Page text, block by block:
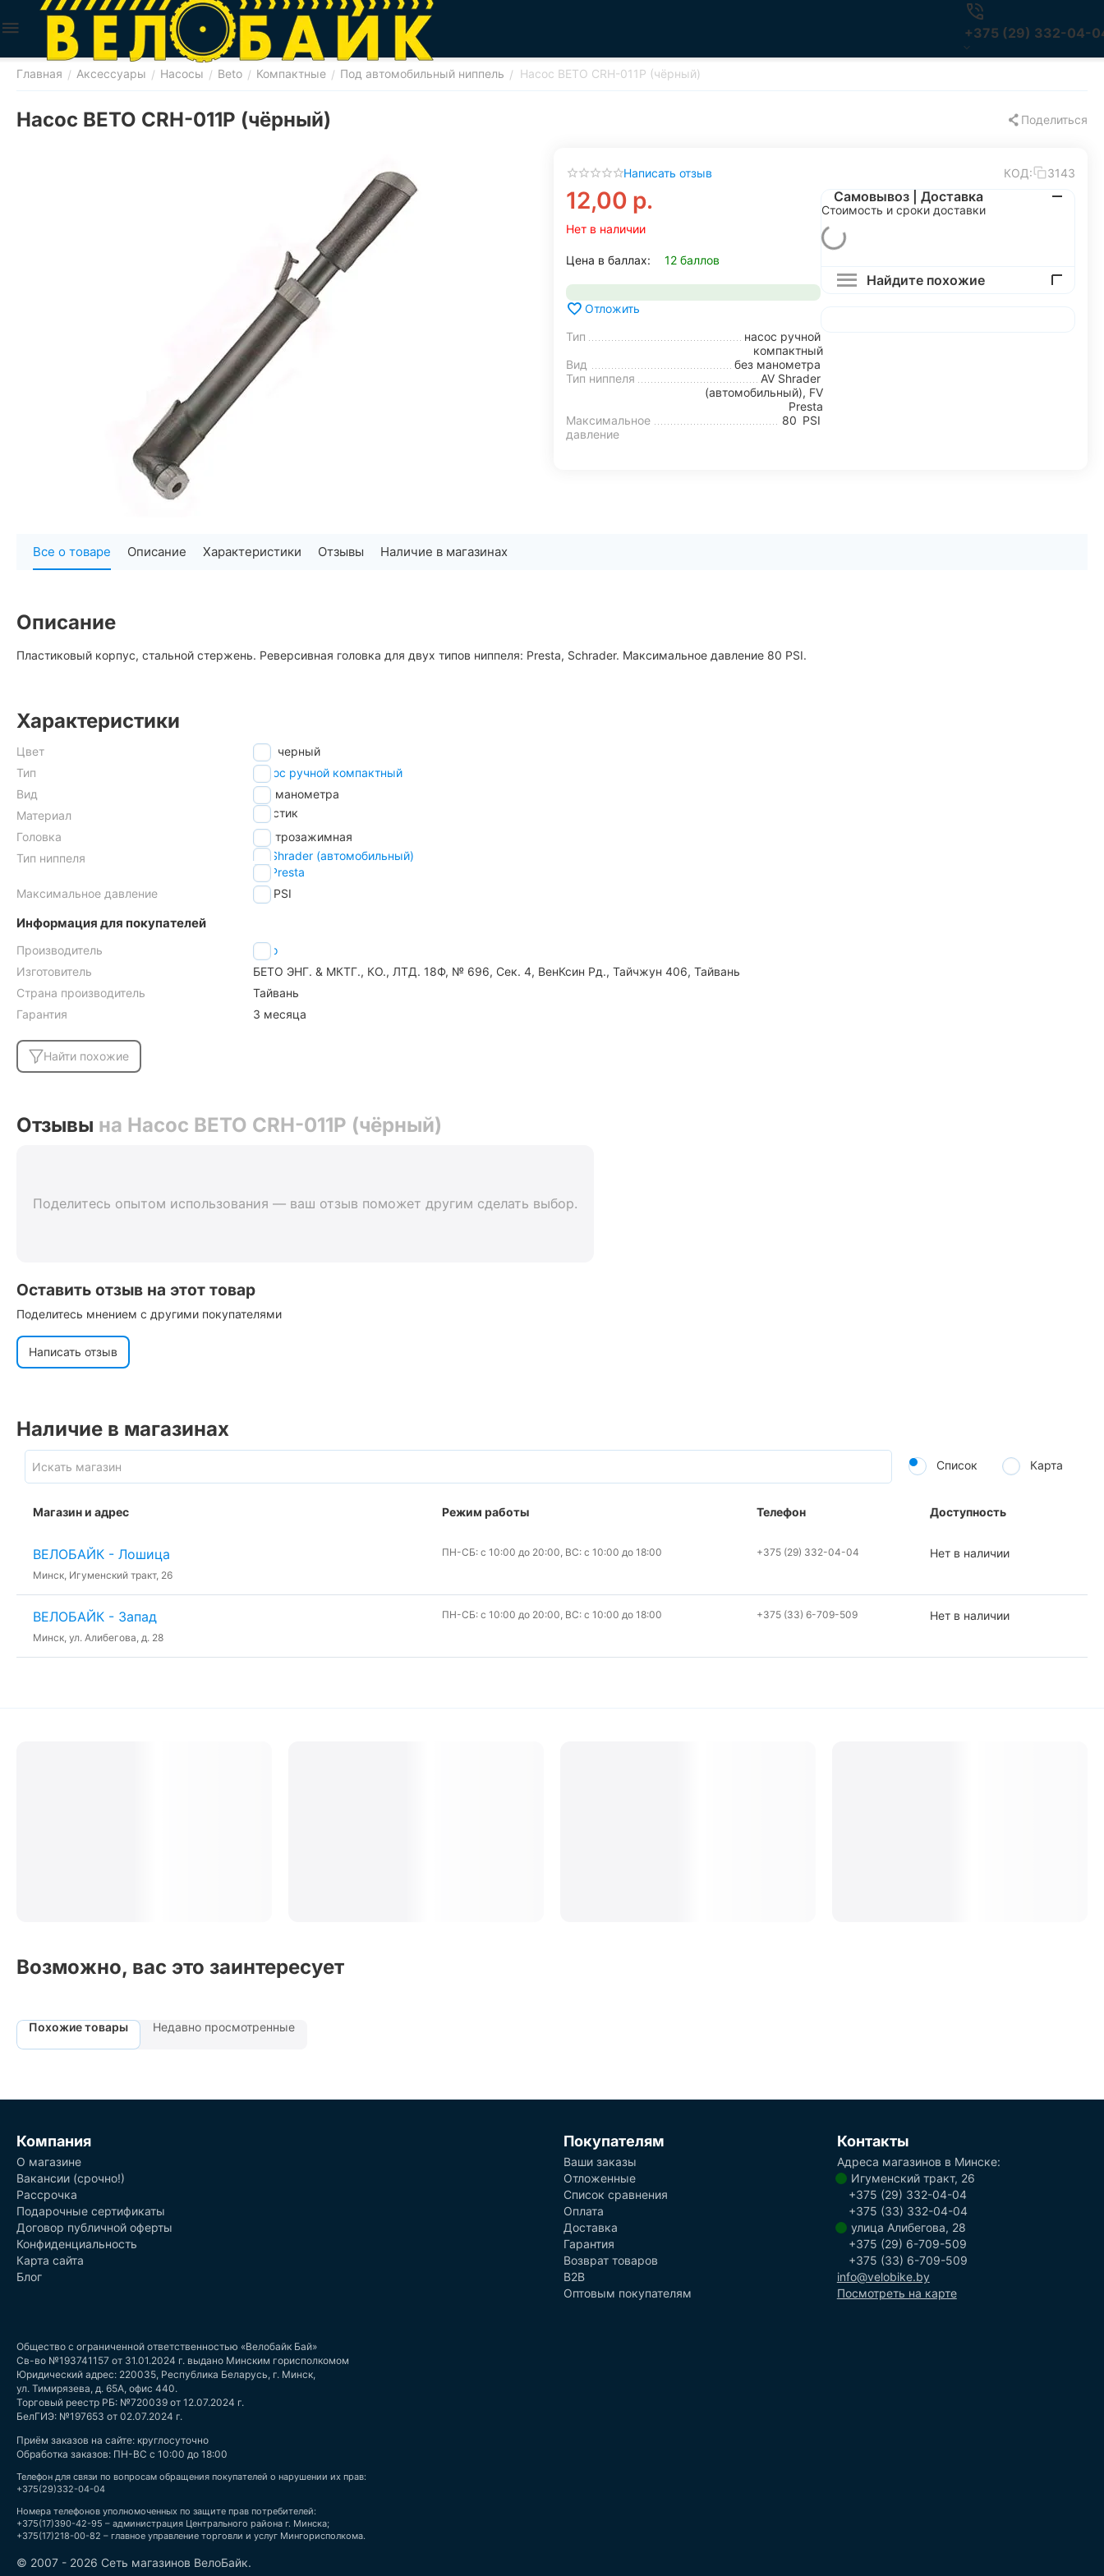
+375 (29) 332-04-
Главная / Аксессуары / Насосы / Beto / Компактные / Под автомобильный ниппель / Насос BETO CRH-011P (чёрный)
Насос BETO CRH-011P (чёрный) Поделиться
Написать отзыв КОД: 3143
12,00 р.
Нет в наличии
Цена в баллах: 12 баллов
Отложить
Тип
насос ручной
компактный
Вид
без манометра
Тип ниппеля
AV Shrader
(автомобильный), FV
Presta
Максимальное
давление
80 PSI
Самовывоз | Доставка
Стоимость и сроки доставки
Найдите похожие
Все о товаре Описание Характеристики Отзывы Наличие в магазинах
Описание
Пластиковый корпус, стальной стержень. Реверсивная головка для двух типов ниппеля: Presta, Schrader. Максимальное давление 80 PSI.
Характеристики
Цвет
черный
Тип
насос ручной компактный
Вид
без манометра
Материал
пластик
Головка
быстрозажимная
Тип ниппеля
AV Shrader (автомобильный)
FV Presta
Максимальное давление
80 PSI
Информация для покупателей
Производитель
Beto
Изготовитель
БЕТО ЭНГ. & МКТГ., КО., ЛТД. 18Ф, № 696, Сек. 4, ВенКсин Рд., Тайчжун 406, Тайвань
Страна производитель
Тайвань
Гарантия
3 месяца
Найти похожие
Отзывы на Насос BETO CRH-011P (чёрный)
Поделитесь опытом использования — ваш отзыв поможет другим сделать выбор.
Оставить отзыв на этот товар
Поделитесь мнением с другими покупателями
Написать отзыв
Наличие в магазинах
Список Карта
Магазин и адрес Режим работы Телефон Доступность
ВЕЛОБАЙК - Лошица
Минск, Игуменский тракт, 26
ПН-СБ: с 10:00 до 20:00, ВС: с 10:00 до 18:00 +375 (29) 332-04-04 Нет в наличии
ВЕЛОБАЙК - Запад
Минск, ул. Алибегова, д. 28
ПН-СБ: с 10:00 до 20:00, ВС: с 10:00 до 18:00 +375 (33) 6-709-509 Нет в наличии
Возможно, вас это заинтересует
Похожие товары Недавно просмотренные
Компания
О магазине
Вакансии (срочно!)
Рассрочка
Подарочные сертификаты
Договор публичной оферты
Конфиденциальность
Карта сайта
Блог
Покупателям
Ваши заказы
Отложенные
Список сравнения
Оплата
Доставка
Гарантия
Возврат товаров
B2B
Оптовым покупателям
Контакты
Адреса магазинов в Минске:
Игуменский тракт, 26
+375 (29) 332-04-04
+375 (33) 332-04-04
улица Алибегова, 28
+375 (29) 6-709-509
+375 (33) 6-709-509
info@velobike.by
Посмотреть на карте
Общество с ограниченной ответственностью «Велобайк Бай»
Св-во №193741157 от 31.01.2024 г. выдано Минским горисполкомом
Юридический адрес: 220035, Республика Беларусь, г. Минск,
ул. Тимирязева, д. 65А, офис 440.
Торговый реестр РБ: №720039 от 12.07.2024 г.
БелГИЭ: №197653 от 02.07.2024 г.
Приём заказов на сайте: круглосуточно
Обработка заказов: ПН-ВС с 10:00 до 18:00
Телефон для связи по вопросам обращения покупателей о нарушении их прав:
+375(29)332-04-04
Номера телефонов уполномоченных по защите прав потребителей:
+375(17)390-42-95 – администрация Центрального района г. Минска;
+375(17)218-00-82 – главное управление торговли и услуг Мингорисполкома.
© 2007 - 2026 Сеть магазинов ВелоБайк.